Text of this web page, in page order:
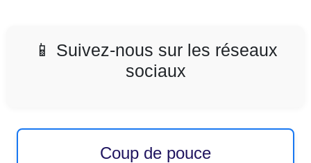
📱 Suivez-nous sur les réseaux
sociaux
Coup de pouce